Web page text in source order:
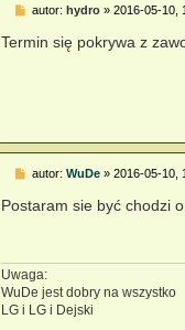
P
s
t
autor: hydro» 2016-05-10,
Termin się pokrywa z
P
s
t
autor: WuDe» 2016-05-10,
Postaram sie być chodzi
Uwaga:
WuDe jest dobry na wszystko
LG i LG i Dejski